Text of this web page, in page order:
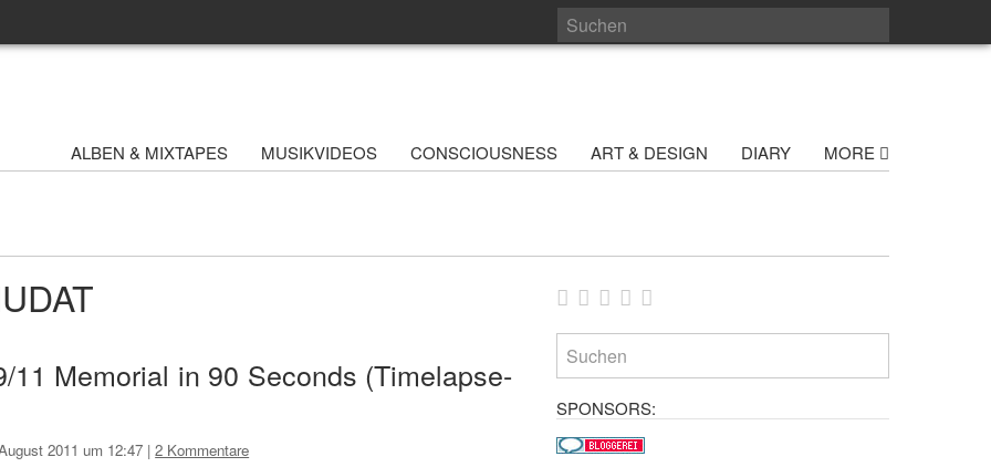
ALBEN & MIXTAPES MUSIKVIDEOS CONSCIOUSNESS ART & DESIGN DIARY MORE
Memorial in 90 Seconds (Timelapse-
2011 um 12:47 |2 Kommentare
SPONSORS: